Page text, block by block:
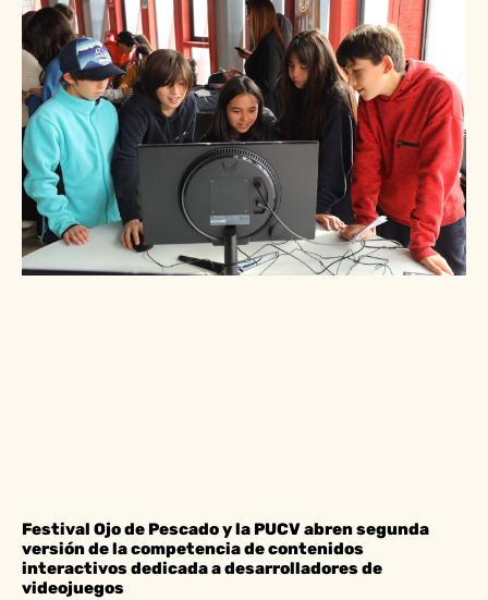
Festival Ojo de Pescado y la PUCV abren segunda
versión de la competencia de contenidos
interactivos dedicada a desarrolladores de
videojuegos